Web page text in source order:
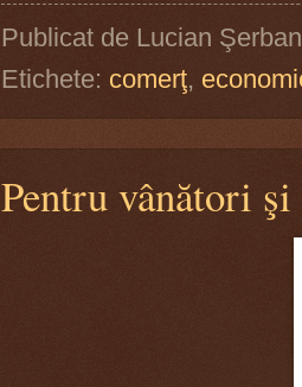
Publicat de Lucian Şerban
Etichete: comerţ,
Pentru vânători